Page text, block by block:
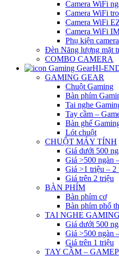
Camera WiFi
Camera WiFi
Camera WiFi
Camera WiFi
Phụ kiện camera
Đèn Năng lượng mặt
COMBO CAMERA
HI-
GAMING GEAR
Chuột Gaming
Bàn phím
Tai nghe
Tay cầm –
Bàn ghế
Lót chuột
CHUỘT MÁY TÍNH
Giá dưới 500
Giá >500 ngàn
Giá >1 triệu – 2
Giá trên 2 triệu
BÀN PHÍM
Bàn phím cơ
Bàn phím phổ
TAI NGHE GAMING
Giá dưới 500
Giá >500 ngàn
Giá trên 1 triệu
TAY CẦM –